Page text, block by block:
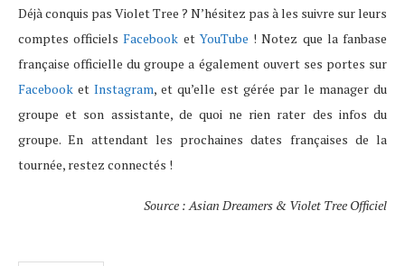
Déjà conquis pas Violet Tree ? N’hésitez pas à les suivre sur leurs
comptes officielsFacebook etYouTube ! Notez que la fanbase
française officielle du groupe a également ouvert ses portes sur
Facebook etInstagram, et qu’elle est gérée par le manager du
groupe et son assistante, de quoi ne rien rater des infos du
groupe. En attendant les prochaines dates françaises de la
tournée, restez connectés !
Source : Asian Dreamers & Violet Tree Officiel